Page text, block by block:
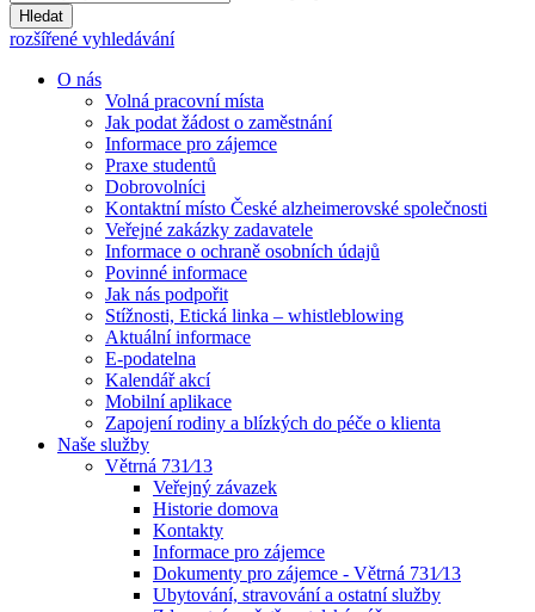
Hledat
rozšířené vyhledávání
O nás
Volná pracovní místa
Jak podat žádost o zaměstnání
Informace pro zájemce
Praxe studentů
Dobrovolníci
Kontaktní místo České alzheimerovské společnosti
Veřejné zakázky zadavatele
Informace o ochraně osobních údajů
Povinné informace
Jak nás podpořit
Stížnosti, Etická linka – whistleblowing
Aktuální informace
E-podatelna
Kalendář akcí
Mobilní aplikace
Zapojení rodiny a blízkých do péče o klienta
Naše služby
Větrná 731⁄13
Veřejný závazek
Historie domova
Kontakty
Informace pro zájemce
Dokumenty pro zájemce - Větrná 731⁄13
Ubytování, stravování a ostatní služby